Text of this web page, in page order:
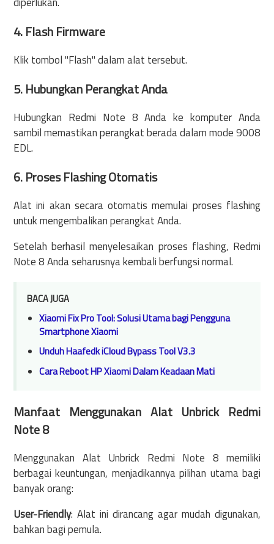
4. Flash Firmware
Klik tombol "Flash" dalam alat tersebut.
5. Hubungkan Perangkat Anda
Hubungkan Redmi Note 8 Anda ke komputer Anda
sambil memastikan perangkat berada dalam mode 9008
EDL.
6. Proses Flashing Otomatis
Alat ini akan secara otomatis memulai proses flashing
untuk mengembalikan perangkat Anda.
Setelah berhasil menyelesaikan proses flashing, Redmi
Note 8 Anda seharusnya kembali berfungsi normal.
BACA JUGA
Xiaomi Fix Pro Tool: Solusi Utama bagi Pengguna
Smartphone Xiaomi
Unduh Haafedk iCloud Bypass Tool V3.3
Cara Reboot HP Xiaomi Dalam Keadaan Mati
Manfaat Menggunakan Alat Unbrick Redmi
Note 8
Menggunakan Alat Unbrick Redmi Note 8 memiliki
berbagai keuntungan, menjadikannya pilihan utama bagi
banyak orang:
User-Friendly: Alat ini dirancang agar mudah digunakan,
bahkan bagi pemula.